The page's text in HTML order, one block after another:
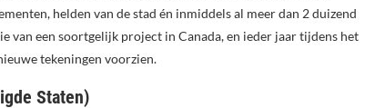
helden van de stad én inmiddels al meer dan 2 duizend
van een soortgelijk project in Canada, en ieder jaar tijdens het
tekeningen voorzien.
Staten)